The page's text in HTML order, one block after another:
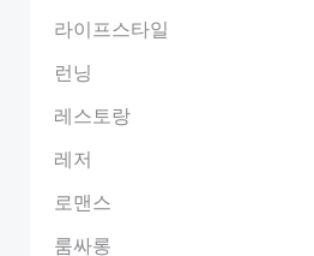
라이프스타일
런닝
레스토랑
레저
로맨스
룸싸롱